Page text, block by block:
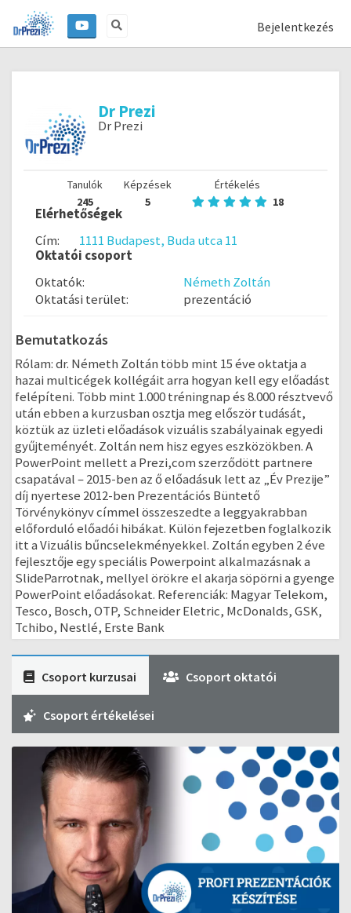
Bejelentkezés
Dr Prezi
Dr Prezi
Tanulók
245
Képzések
5
Értékelés
18
Elérhetőségek
Cím:
1111 Budapest, Buda utca 11
Oktatói csoport
Oktatók:
Németh Zoltán
Oktatási terület:
prezentáció
Bemutatkozás
Rólam: dr. Németh Zoltán több mint 15 éve oktatja a
hazai multicégek kollégáit arra hogyan kell egy előadást
felépíteni. Több mint 1.000 tréningnap és 8.000 résztvevő
után ebben a kurzusban osztja meg először tudását,
köztük az üzleti előadások vizuális szabályainak egyedi
gyűjteményét. Zoltán nem hisz egyes eszközökben. A
PowerPoint mellett a Prezi,com szerződött partnere
csapatával – 2015-ben az ő előadásuk lett az „Év Prezije”
díj nyertese 2012-ben Prezentációs Büntető
Törvénykönyv címmel összeszedte a leggyakrabban
előforduló előadói hibákat. Külön fejezetben foglalkozik
itt a Vizuális bűncselekményekkel. Zoltán egyben 2 éve
fejlesztője egy speciális Powerpoint alkalmazásnak a
SlideParrotnak, mellyel örökre el akarja söpörni a gyenge
PowerPoint előadásokat. Referenciák: Magyar Telekom,
Tesco, Bosch, OTP, Schneider Eletric, McDonalds, GSK,
Tchibo, Nestlé, Erste Bank
Csoport kurzusai Csoport oktatói
Csoport értékelései